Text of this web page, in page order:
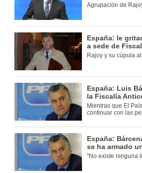
Agrupación de
España: le
a sede de
Rajoy y su cúpula
España: Luis
la Fiscalía
Mientras que El
continuar con las
España:
se ha armado
"No existe ninguna